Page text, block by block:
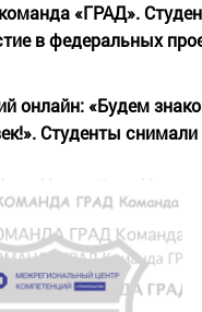
«ГРАД».
в федеральных
онлайн: «Будем
Студенты